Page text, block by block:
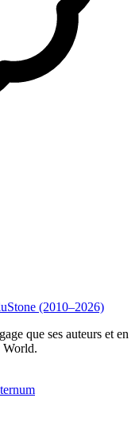
(2010–2026)
que ses auteurs et en
World.